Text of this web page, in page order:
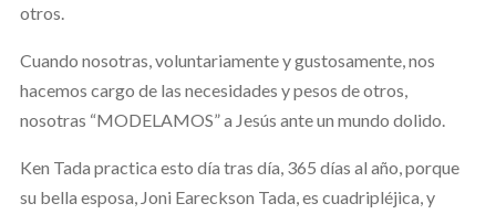
otros.
Cuando nosotras, voluntariamente y gustosamente, nos
hacemos cargo de las necesidades y pesos de otros,
nosotras “MODELAMOS” a Jesús ante un mundo dolido.
Ken Tada practica esto día tras día, 365 días al año, porque
su bella esposa, Joni Eareckson Tada, es cuadripléjica, y